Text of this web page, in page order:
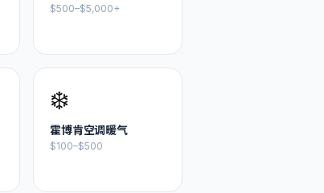
$500–$5,000+
❄️
霍博肯空调暖气
$100–$500